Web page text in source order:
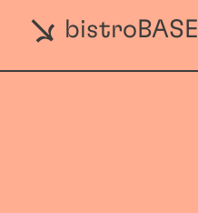
bistroBASE